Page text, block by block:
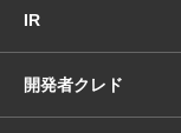
IR
開発者クレド